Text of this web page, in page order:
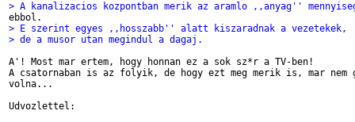
> A kanalizacios kozpontban merik az aramlo ,,anyag''
> E szerint egyes ,,hosszabb'' alatt kiszaradnak a vezetekek,
> de a musor utan megindul a dagaj.
A'! Most mar ertem, hogy honnan ez a sok sz*r a TV-ben!
A csatornaban is az folyik, de hogy ezt meg merik is, mar nem
volna...
Udvozlettel: